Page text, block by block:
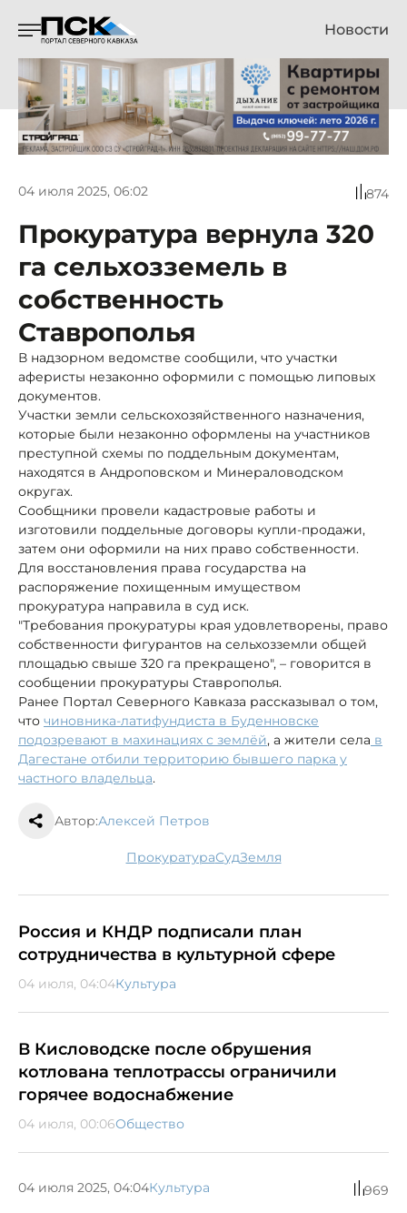
Новости
04 июля 2025, 06:02 874
Прокуратура вернула 320
га сельхозземель в
собственность
Ставрополья
В надзорном ведомстве сообщили, что участки
аферисты незаконно оформили с помощью липовых
документов.
Участки земли сельскохозяйственного назначения,
которые были незаконно оформлены на участников
преступной схемы по поддельным документам,
находятся в Андроповском и Минераловодском
округах.
Сообщники провели кадастровые работы и
изготовили поддельные договоры купли-продажи,
затем они оформили на них право собственности.
Для восстановления права государства на
распоряжение похищенным имуществом
прокуратура направила в суд иск.
"Требования прокуратуры края удовлетворены, право
собственности фигурантов на сельхозземли общей
площадью свыше 320 га прекращено", – говорится в
сообщении прокуратуры Ставрополья.
Ранее Портал Северного Кавказа рассказывал о том,
что чиновника-латифундиста в Буденновске
подозревают в махинациях с землёй, а жители села в
Дагестане отбили территорию бывшего парка у
частного владельца.
Автор:Алексей Петров
прокуратура суд земля
Россия и КНДР подписали план
сотрудничества в культурной сфере
04 июля, 04:04Культура
В Кисловодске после обрушения
котлована теплотрассы ограничили
горячее водоснабжение
04 июля, 00:06Общество
04 июля 2025, 04:04Культура 969